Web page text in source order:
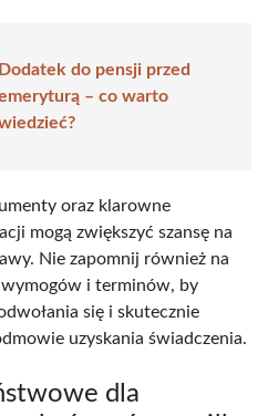
Dodatek do pensji przed
– co warto
oraz klarowne
mogą zwiększyć szansę na
Nie zapomnij również na
i terminów, by
się i skutecznie
uzyskania świadczenia.
dla